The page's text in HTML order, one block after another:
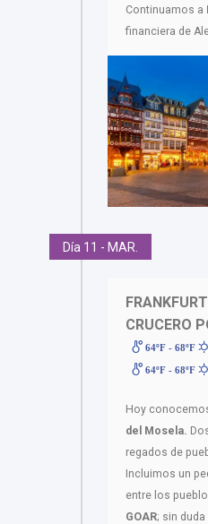
Continuamos a
financiera de
Día 11 - MAR.
FRANKFURT
CRUCERO
64ºF - 68ºF
64ºF - 68ºF
Hoy
del Mosela.
regados de
Incluimos un
entre los
GOAR; sin